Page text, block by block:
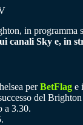
in programma
canali Sky e, in
perBetFlag e
del
a 3.30.